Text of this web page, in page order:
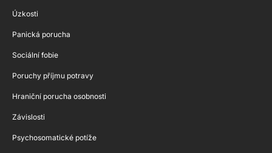
Úzkosti
Panická porucha
Sociální fobie
Poruchy příjmu potravy
Hraniční porucha osobnosti
Závislosti
Psychosomatické potíže